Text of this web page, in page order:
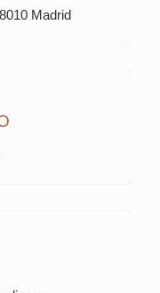
Madrid